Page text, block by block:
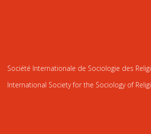
Société Internationale de Sociologie des
International Society for the Sociology of